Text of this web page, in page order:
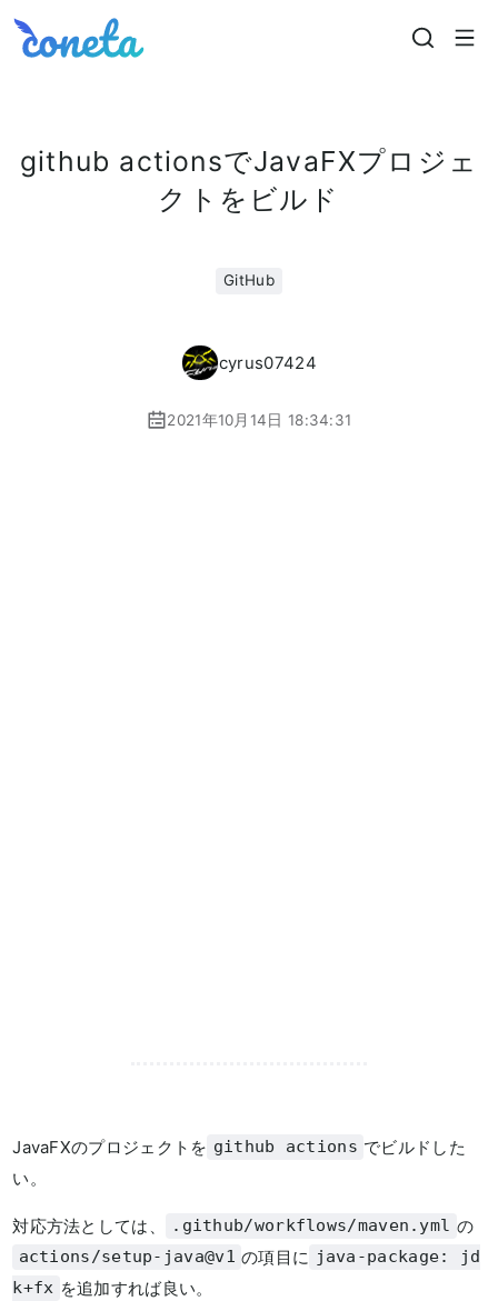
Coneta
github actionsでJavaFXプロジェ
クトをビルド
GitHub
cyrus07424
2021年10月14日 18:34:31
JavaFXのプロジェクトを github actions でビルドした
い。
対応方法としては、 .github/workflows/maven.yml の
actions/setup-java@v1 の項目に java-package: jd
k+fx を追加すれば良い。